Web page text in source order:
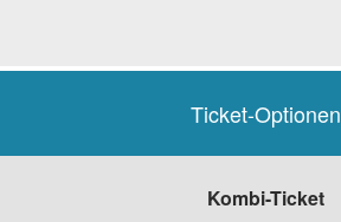
Ticket-Optionen
Kombi-Ticket